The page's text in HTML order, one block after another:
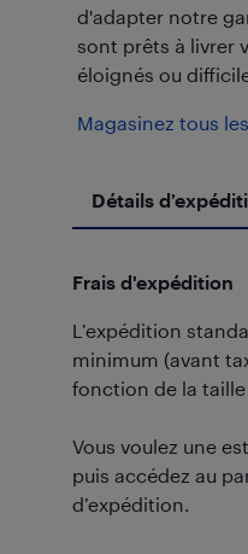
d'adapter notre
sont prêts à livrer
éloignés ou
Magasinez tous
Détails
Frais d'expédition
L’expédition
minimum (avant
fonction de la taille
Vous voulez une
puis accédez au
d’expédition.